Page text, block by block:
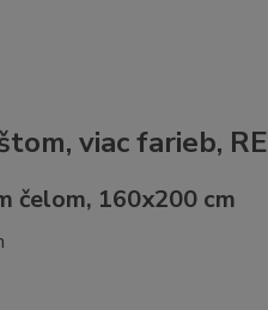
viac farieb,
čelom, 160x200 cm